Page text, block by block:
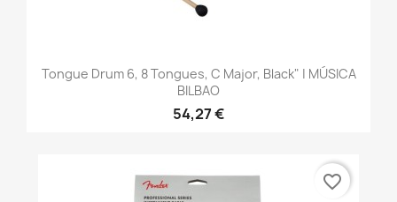
Tongue Drum 6, 8 Tongues, C Major, Black" | MÚSICA
BILBAO
54,27 €
favorite_border